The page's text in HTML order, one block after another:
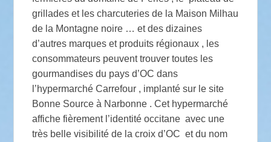
grillades et les charcuteries de la Maison Milhau
de la Montagne noire … et des dizaines
d’autres marques et produits régionaux , les
consommateurs peuvent trouver toutes les
gourmandises du pays d’OC dans
l’hypermarché Carrefour , implanté sur le site
Bonne Source à Narbonne . Cet hypermarché
affiche fièrement l’identité occitane avec une
très belle visibilité de la croix d’OC et du nom